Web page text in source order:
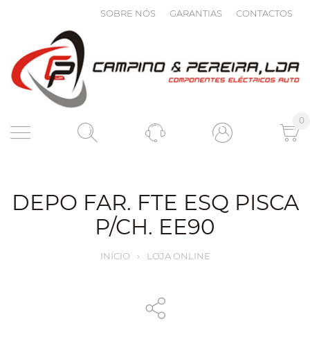
SOBRE NÓS GARANTIAS CONTACTOS
0
DEPO FAR. FTE ESQ PISCA
P/CH. EE90
INÍCIO › LOJA ONLINE